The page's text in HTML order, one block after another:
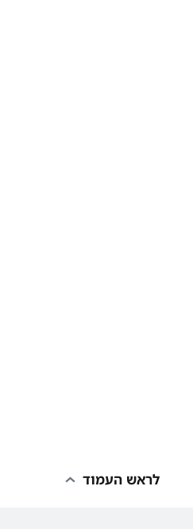
לראש העמוד